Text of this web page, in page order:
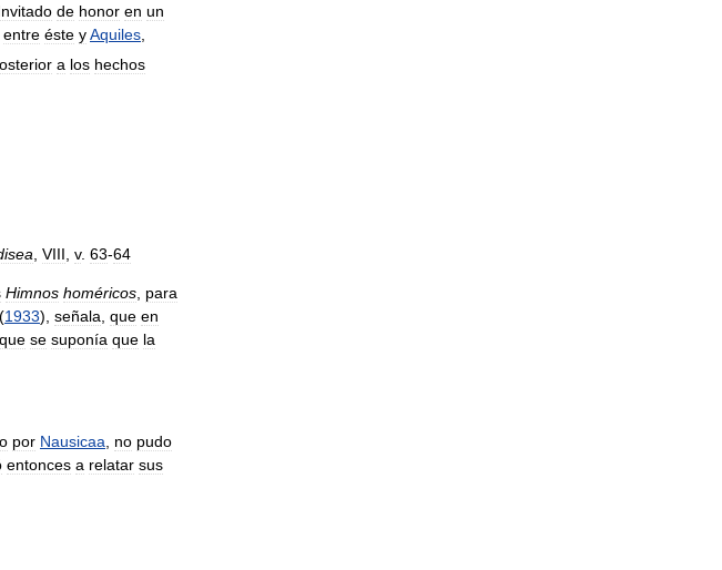
de honor en un
entre éste yAquiles
a los hechos
VIII v. 63-64
Himnos homéricos para
(1933), señala que en
se suponía que la
por Nausicaa no pudo
entonces a relatar sus